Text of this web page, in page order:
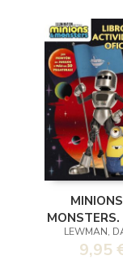
MONSTERS.
DE
LEWMAN,
9,95